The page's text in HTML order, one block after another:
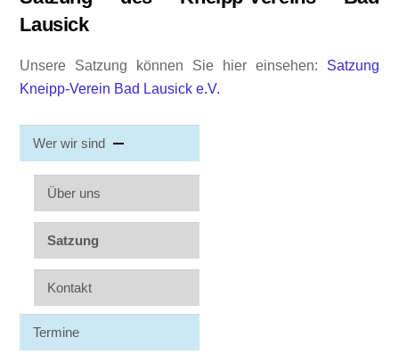
Lausick
Unsere Satzung können Sie hier einsehen: Satzung
Kneipp-Verein Bad Lausick e.V.
Wer wir sind
Über uns
Satzung
Kontakt
Termine